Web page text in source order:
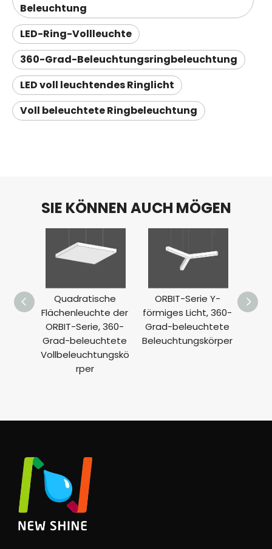
Beleuchtung
LED-Ring-Vollleuchte
360-Grad-Beleuchtungsringbeleuchtung
LED voll leuchtendes Ringlicht
Voll beleuchtete Ringbeleuchtung
SIE KÖNNEN AUCH MÖGEN
Quadratische
Flächenleuchte der
ORBIT-Serie, 360-
Grad-beleuchtete
Vollbeleuchtungskö
rper
ORBIT-Serie Y-
förmiges Licht, 360-
Grad-beleuchtete
Beleuchtungskörper